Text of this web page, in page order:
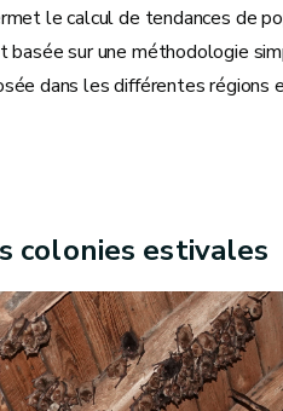
le calcul de tendances de
basée sur une méthodologie
dans les différentes régions
colonies estivales